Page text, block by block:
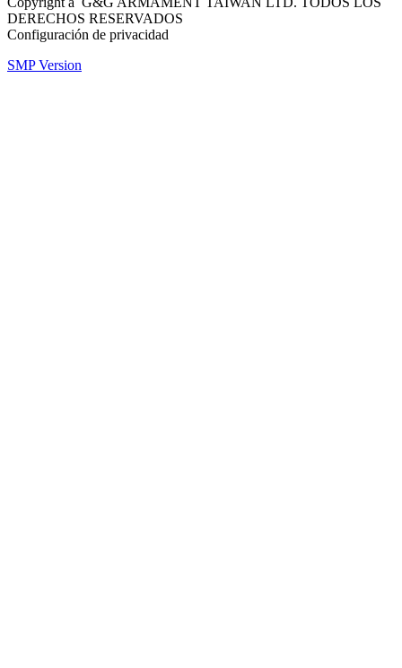
DERECHOS RESERVADOS
Configuración de privacidad
SMP Version